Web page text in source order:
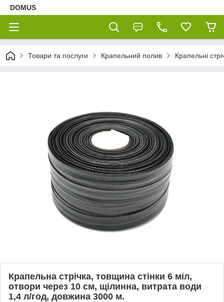
DOMUS
Товари та послуги Крапельний полив Крапельні
Крапельна стрічка, товщина стінки 6 міл,
отвори через 10 см, щілинна, витрата води
1,4 л/год, довжина 3000 м.